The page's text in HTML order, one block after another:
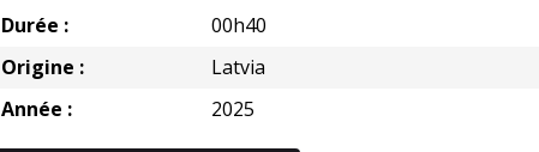
Durée :
00h40
Origine :
Latvia
Année :
2025